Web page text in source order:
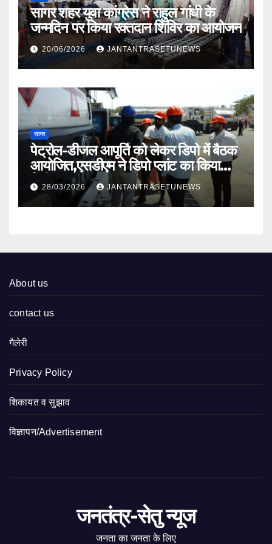
सागर शहर युवा कांग्रेस ने राहुल गांधी के
जन्मदिन पर किया रक्तदान शिविर का आयोजन
20/06/2026 JANTANTRASETUNEWS
सागर
पेट्रोल-डीजल आपूर्ति को लेकर डिपो में बैठक
आयोजित,एसडीएम ने डिपो प्लांट का किया
निरीक्षण
28/03/2026 JANTANTRASETUNEWS
About us
contact us
गैलेरी
Privacy Policy
शिकायत व सुझाव
विज्ञापन/Advertisement
जनतंत्र-सेतु न्यूज
जनता का जनता के लिए